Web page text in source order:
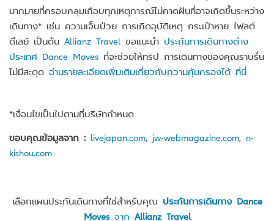
มากมายที่ครอบคลุมเกือบทุกเหตุการณ์ไม่คาดฝันที่อาจเกิดขึ้นระหว่าง
เดินทาง* เช่น ความเจ็บป่วย การเกิดอุบัติเหตุ กระเป๋าหาย ไฟลต์
ดีเลย์ เป็นต้น Allianz Travel ขอแนะนำ ประกันการเดินทางต่าง
ประเทศ Dance Moves ที่จะช่วยให้ทริป การเดินทางของคุณราบรื่น
ไม่มีสะดุด อ่านรายละเอียดเพิ่มเติมเกี่ยวกับความคุ้มครองได้ ที่นี่
*เงื่อนไขเป็นไปตามที่บริษัทกำหนด
ขอบคุณข้อมูลจาก : livejapan.com jw-webmagazine.com
n-
kishou.com
เลือกแผนประกันเดินทางที่ใช่สำหรับคุณ ประกันการเดินทาง Dance
Movesจาก Allianz Travel